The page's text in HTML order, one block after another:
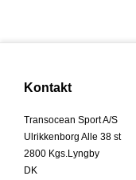
Kontakt
Transocean Sport A/S
Ulrikkenborg Alle 38 st
2800 Kgs.Lyngby
DK